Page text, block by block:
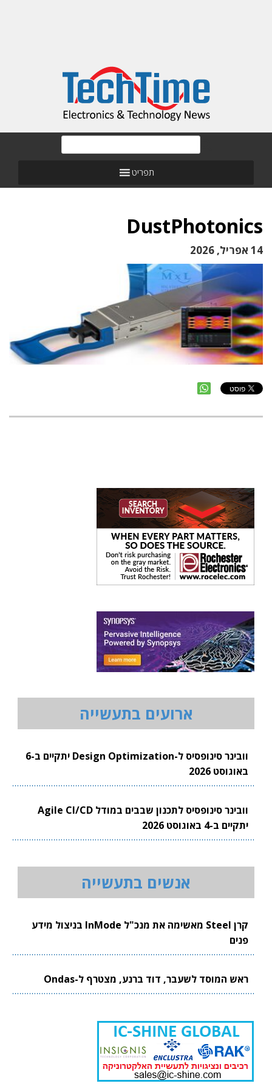
תפריט
DustPhotonics
14 אפריל, 2026
ארועים בתעשייה
וובינר סינופסיס ל-Design Optimization יתקיים ב-6
באוגוסט 2026
וובינר סינופסיס לתכנון שבבים במודל Agile CI/CD
יתקיים ב-4 באוגוסט 2026
אנשים בתעשייה
קרן Steel מאשימה את מנכ"ל InMode בניצול מידע
פנים
ראש המוסד לשעבר, דוד ברנע, מצטרף ל-Ondas